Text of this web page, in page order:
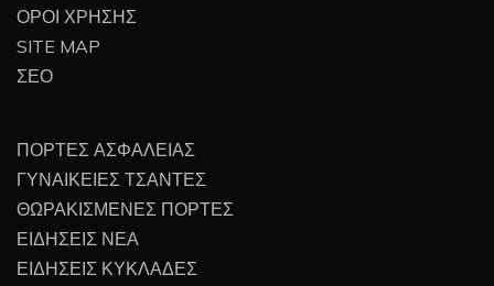
ΟΡΟΙ ΧΡΗΣΗΣ
SITE MAP
ΣΕΟ
ΠΟΡΤΕΣ ΑΣΦΑΛΕΙΑΣ
ΓΥΝΑΙΚΕΙΕΣ ΤΣΑΝΤΕΣ
ΘΩΡΑΚΙΣΜΕΝΕΣ ΠΟΡΤΕΣ
ΕΙΔΗΣΕΙΣ ΝΕΑ
ΕΙΔΗΣΕΙΣ ΚΥΚΛΑΔΕΣ